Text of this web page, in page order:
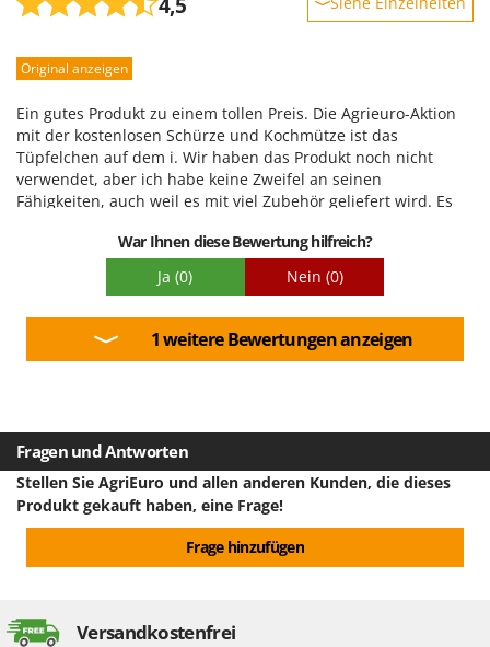
Leistung
Qualität / Preis
Schwierigkeitsgrad Zusammenbau
Verpackung
Original anzeigen
Ein gutes Produkt zu einem tollen Preis. Die Agrieuro-Aktion
mit der kostenlosen Schürze und Kochmütze ist das
Tüpfelchen auf dem i. Wir haben das Produkt noch nicht
verwendet, aber ich habe keine Zweifel an seinen
Fähigkeiten, auch weil es mit viel Zubehör geliefert wird. Es
eingekauft habe, und ich kann sagen, dass sie sehr
zuverlässig, schnell im Versand und sehr konkurrenzfähig im
War Ihnen diese Bewertung hilfreich?
Ja (0) Nein (0)
1 weitere Bewertungen anzeigen
Fragen und Antworten
Stellen Sie AgriEuro und allen anderen Kunden, die dieses
Produkt gekauft haben, eine Frage!
Frage hinzufügen
Versandkostenfrei